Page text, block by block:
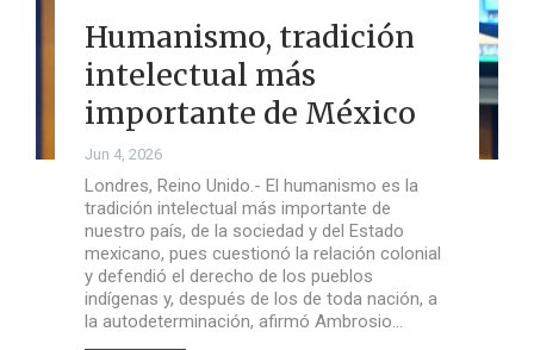
Humanismo, tradición
intelectual más
importante de México
Jun 4, 2026
Londres, Reino Unido.- El humanismo es la
tradición intelectual más importante de
nuestro país, de la sociedad y del Estado
mexicano, pues cuestionó la relación colonial
y defendió el derecho de los pueblos
indígenas y, después de los de toda nación, a
la autodeterminación, afirmó Ambrosio…